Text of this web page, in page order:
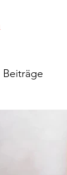
Beiträge